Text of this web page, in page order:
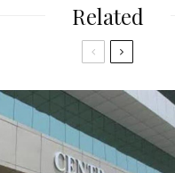
Related